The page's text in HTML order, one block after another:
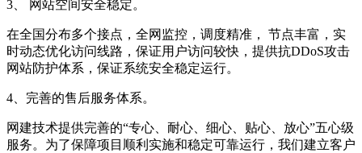
3、 网站空间安全稳定。
在全国分布多个接点，全网监控，调度精准， 节点丰富，实
时动态优化访问线路，保证用户访问较快，提供抗DDoS攻击
网站防护体系，保证系统安全稳定运行。
4、完善的售后服务体系。
网建技术提供完善的“专心、耐心、细心、贴心、放心”五心级
服务。为了保障项目顺利实施和稳定可靠运行，我们建立客户